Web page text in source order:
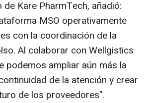
Kare PharmTech, añadió:
MSO operativamente
con la coordinación de la
Al colaborar con Wellgistics
podemos ampliar aún más la
de la atención y crear
de los proveedores".